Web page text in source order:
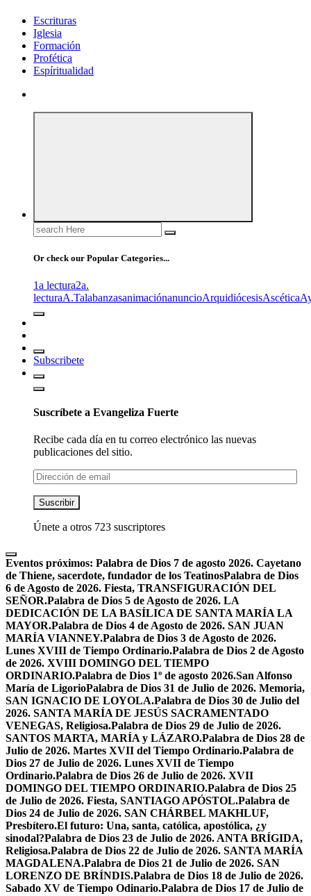
Escrituras
Iglesia
Formación
Profética
Espíritualidad
Search
for:
Or check our Popular Categories...
1a lectura2a.
lecturaA.TalabanzasanimaciónanuncioArquidiócesisAscética
Subscribete
Suscríbete a Evangeliza Fuerte
Recibe cada día en tu correo electrónico las nuevas
publicaciones del sitio.
Dirección
de
email
Suscribir
Únete a otros 723 suscriptores
Eventos próximos: Palabra de Dios 7 de agosto 2026. Cayetano
de Thiene, sacerdote, fundador de los TeatinosPalabra de Dios
6 de Agosto de 2026. Fiesta, TRANSFIGURACIÓN DEL
SEÑOR.Palabra de Dios 5 de Agosto de 2026. LA
DEDICACIÓN DE LA BASÍLICA DE SANTA MARÍA LA
MAYOR.Palabra de Dios 4 de Agosto de 2026. SAN JUAN
MARÍA VIANNEY.Palabra de Dios 3 de Agosto de 2026.
Lunes XVIII de Tiempo Ordinario.Palabra de Dios 2 de Agosto
de 2026. XVIII DOMINGO DEL TIEMPO
ORDINARIO.Palabra de Dios 1º de agosto 2026.San Alfonso
María de LigorioPalabra de Dios 31 de Julio de 2026. Memoria,
SAN IGNACIO DE LOYOLA.Palabra de Dios 30 de Julio del
2026. SANTA MARÍA DE JESÚS SACRAMENTADO
VENEGAS, Religiosa.Palabra de Dios 29 de Julio de 2026.
SANTOS MARTA, MARÍA y LÁZARO.Palabra de Dios 28 de
Julio de 2026. Martes XVII del Tiempo Ordinario.Palabra de
Dios 27 de Julio de 2026. Lunes XVII de Tiempo
Ordinario.Palabra de Dios 26 de Julio de 2026. XVII
DOMINGO DEL TIEMPO ORDINARIO.Palabra de Dios 25
de Julio de 2026. Fiesta, SANTIAGO APÓSTOL.Palabra de
Dios 24 de Julio de 2026. SAN CHÁRBEL MAKHLUF,
Presbítero.El futuro: Una, santa, católica, apostólica, ¿y
sinodal?Palabra de Dios 23 de Julio de 2026. ANTA BRÍGIDA,
Religiosa.Palabra de Dios 22 de Julio de 2026. SANTA MARÍA
MAGDALENA.Palabra de Dios 21 de Julio de 2026. SAN
LORENZO DE BRÍNDIS.Palabra de Dios 18 de Julio de 2026.
Sabado XV de Tiempo Odinario.Palabra de Dios 17 de Julio de